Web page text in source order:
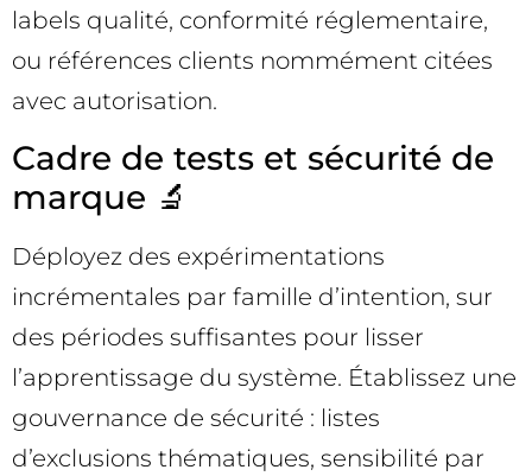
labels qualité, conformité réglementaire,
ou références clients nommément citées
avec autorisation.
Cadre de tests et sécurité de
marque 🔬
Déployez des expérimentations
incrémentales par famille d’intention, sur
des périodes suffisantes pour lisser
l’apprentissage du système. Établissez une
gouvernance de sécurité : listes
d’exclusions thématiques, sensibilité par